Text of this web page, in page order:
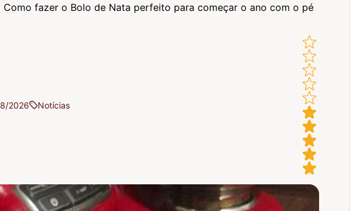
Como fazer o Bolo de Nata perfeito para começar o ano com o pé
2026 Notícias